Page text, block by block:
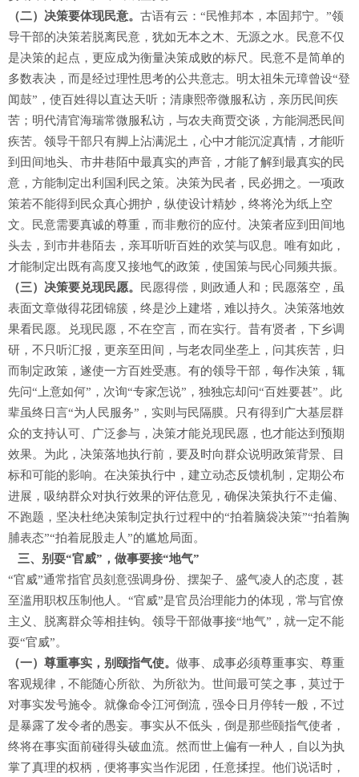
（二）决策要体现民意。 古语有云：“民惟邦本，本固邦宁。”领
导干部的决策若脱离民意，犹如无本之木、无源之水。民意不仅
是决策的起点，更应成为衡量决策成败的标尺。民意不是简单的
多数表决，而是经过理性思考的公共意志。明太祖朱元璋曾设“登
闻鼓”，使百姓得以直达天听；清康熙帝微服私访，亲历民间疾
苦；明代清官海瑞常微服私访，与农夫商贾交谈，方能洞悉民间
疾苦。领导干部只有脚上沾满泥土，心中才能沉淀真情，才能听
到田间地头、市井巷陌中最真实的声音，才能了解到最真实的民
意，方能制定出利国利民之策。决策为民者，民必拥之。一项政
策若不能得到民众真心拥护，纵使设计精妙，终将沦为纸上空
文。民意需要真诚的尊重，而非敷衍的应付。决策者应到田间地
头去，到市井巷陌去，亲耳听听百姓的欢笑与叹息。唯有如此，
才能制定出既有高度又接地气的政策，使国策与民心同频共振。
（三）决策要兑现民愿。
民愿得偿，则政通人和；民愿落空，虽
表面文章做得花团锦簇，终是沙上建塔，难以持久。决策落地效
果看民愿。兑现民愿，不在空言，而在实行。昔有贤者，下乡调
研，不只听汇报，更亲至田间，与老农同坐垄上，问其疾苦，归
而制定政策，遂使一方百姓受惠。有的领导干部，每作决策，辄
先问“上意如何”，次询“专家怎说”，独独忘却问“百姓要甚”。此
辈虽终日言“为人民服务”，实则与民隔膜。只有得到广大基层群
众的支持认可、广泛参与，决策才能兑现民愿，也才能达到预期
效果。为此，决策落地执行前，要及时向群众说明政策背景、目
标和可能的影响。在决策执行中，建立动态反馈机制，定期公布
进展，吸纳群众对执行效果的评估意见，确保决策执行不走偏、
不跑题，坚决杜绝决策制定执行过程中的“拍着脑袋决策”“拍着胸
脯表态”“拍着屁股走人”的尴尬局面。
三、别耍“官威”，做事要接“地气”
“官威”通常指官员刻意强调身份、摆架子、盛气凌人的态度，甚
至滥用职权压制他人。“官威”是官员治理能力的体现，常与官僚
主义、脱离群众等相挂钩。领导干部做事接“地气”，就一定不能
耍“官威”。
（一）尊重事实，别颐指气使。 做事、成事必须尊重事实、尊重
客观规律，不能随心所欲、为所欲为。世间最可笑之事，莫过于
对事实发号施令。就像命令江河倒流，强令日月停转一般，不过
是暴露了发令者的愚妄。事实从不低头，倒是那些颐指气使者，
终将在事实面前碰得头破血流。然而世上偏有一种人，自以为执
掌了真理的权柄，便将事实当作泥团，任意揉捏。他们说话时，